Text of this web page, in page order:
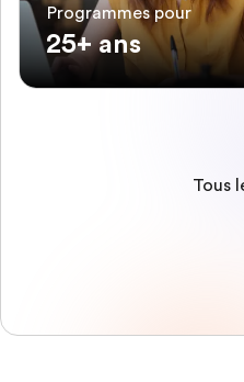
Programmes pour
25+ ans
Tous